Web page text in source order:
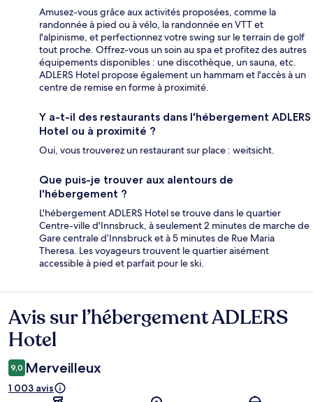
Amusez-vous grâce aux activités proposées, comme la
randonnée à pied ou à vélo, la randonnée en VTT et
l'alpinisme, et perfectionnez votre swing sur le terrain de golf
tout proche. Offrez-vous un soin au spa et profitez des autres
équipements disponibles : une discothèque, un sauna, etc.
ADLERS Hotel propose également un hammam et l'accès à un
centre de remise en forme à proximité.
Y a-t-il des restaurants dans l'hébergement ADLERS
Hotel ou à proximité ?
Oui, vous trouverez un restaurant sur place : weitsicht.
Que puis-je trouver aux alentours de
l'hébergement ?
L'hébergement ADLERS Hotel se trouve dans le quartier
Centre-ville d'Innsbruck, à seulement 2 minutes de marche de
Gare centrale d’Innsbruck et à 5 minutes de Rue Maria
Theresa. Les voyageurs trouvent le quartier aisément
accessible à pied et parfait pour le ski.
Avis
Avis sur l’hébergement ADLERS
Hotel
9,0 Merveilleux
1 003 avis